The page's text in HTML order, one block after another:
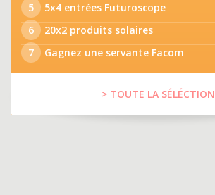
5
5x4 entrées Futuroscope
6
20x2 produits solaires
7
Gagnez une servante Facom
> TOUTE LA SÉLÉCTION